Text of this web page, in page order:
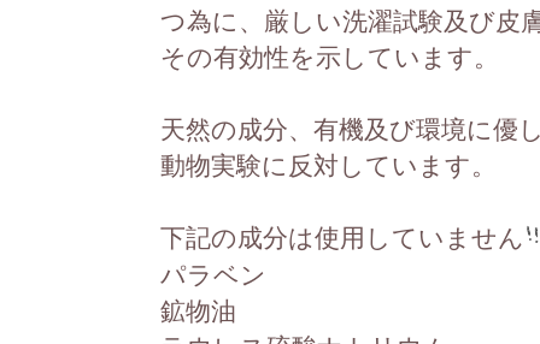
つ為に、厳しい洗濯試験及び皮
その有効性を示しています。
天然の成分、有機及び環境に優
動物実験に反対しています。
下記の成分は使用していません
パラベン
鉱物油